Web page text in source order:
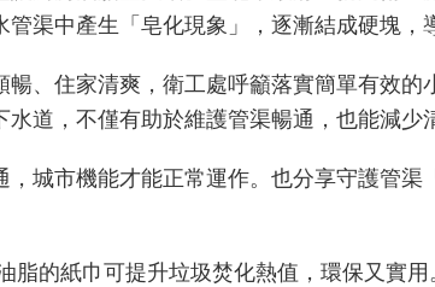
渠中產生「皂化現象」，逐漸結成硬塊，
暢、住家清爽，衛工處呼籲落實簡單有效
道，不僅有助於維護管渠暢通，也能減少
城市機能才能正常運作。也分享守護管
的紙巾可提升垃圾焚化熱值，環保又實用